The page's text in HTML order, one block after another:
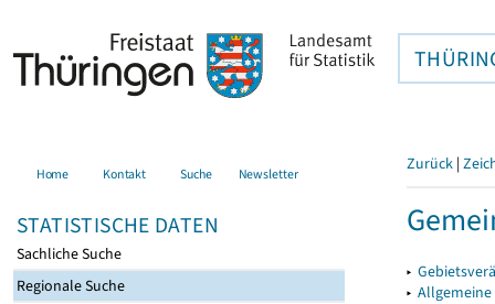
Home Kontakt Suche Newsletter
STATISTISCHE DATEN
Sachliche Suche
Regionale Suche
Zurück |
▸
▸